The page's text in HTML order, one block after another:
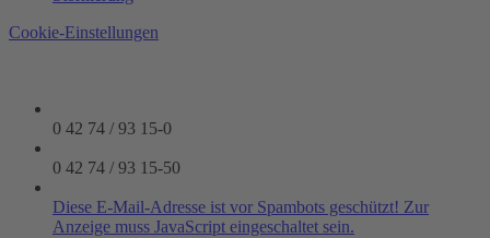
Cookie-Einstellungen
0 42 74 / 93 15-0
0 42 74 / 93 15-50
Diese E-Mail-Adresse ist vor Spambots geschützt! Zur
Anzeige muss JavaScript eingeschaltet sein.